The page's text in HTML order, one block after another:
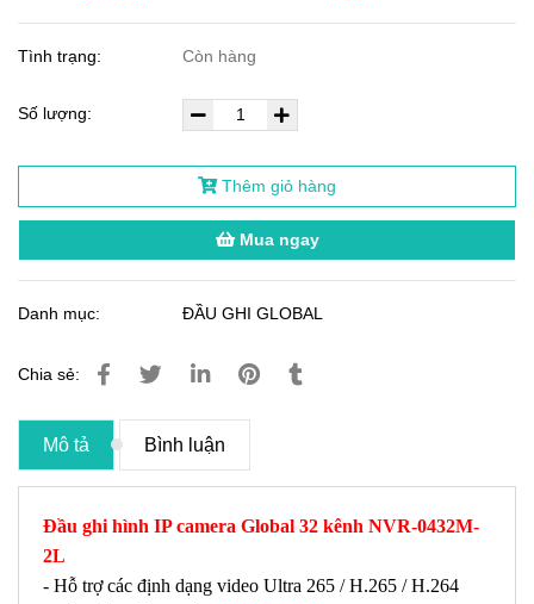
Tình trạng: Còn hàng
Số lượng:
Thêm giỏ hàng
Mua ngay
Danh mục: ĐẦU GHI GLOBAL
Chia sẻ:
Mô tả Bình luận
Đầu ghi hình IP camera Global 32 kênh NVR-0432M-
2L
- Hỗ trợ các định dạng video Ultra 265 / H.265 / H.264